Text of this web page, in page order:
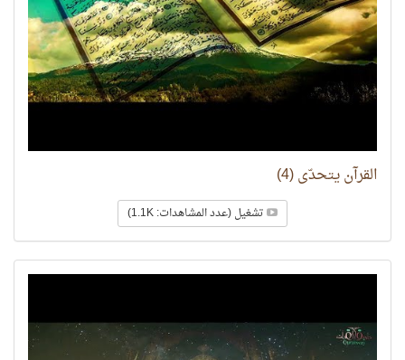
القرآن يتحدّى (4)
تشغيل (عدد المشاهدات: 1.1K)